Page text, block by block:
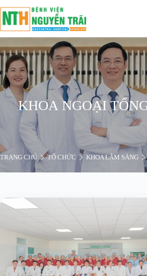
đến
phần
nội
dung
KHOA NGOẠI
TRANG CHỦ TỔ CHỨC KHOA LÂM SÀNG